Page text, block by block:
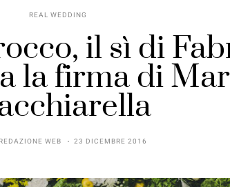
REAL WEDDING
il sì di
la firma di
REDAZIONE WEB 23 DICEMBRE 2016